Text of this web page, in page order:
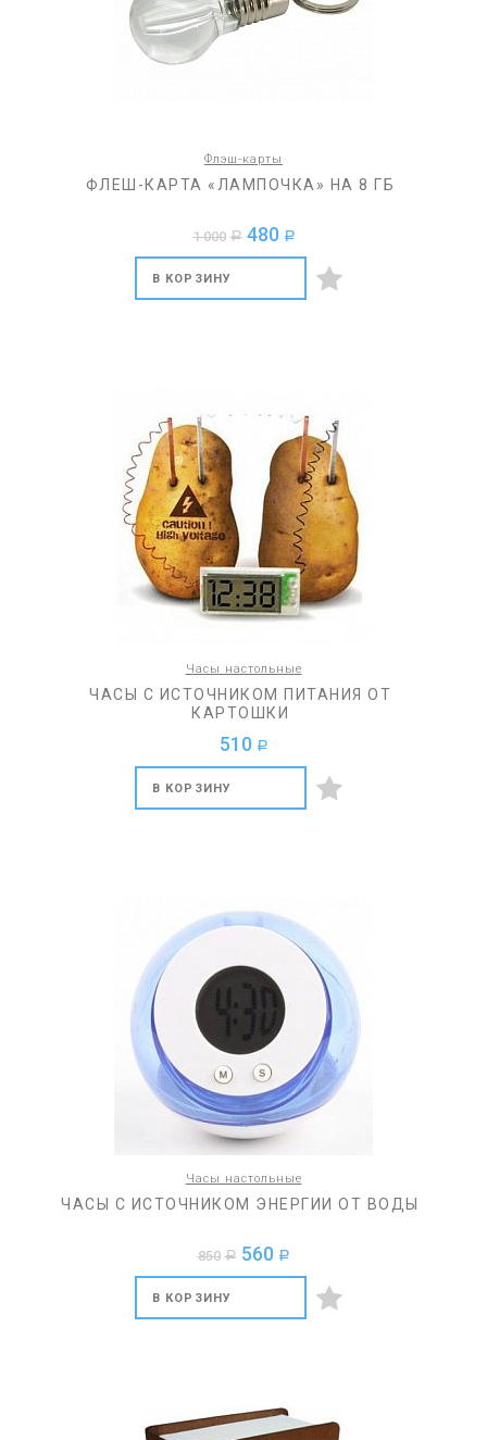
Флэш-карты
ФЛЕШ-КАРТА «ЛАМПОЧКА» НА 8 ГБ
1 000 a 480 a
В КОРЗИНУ
Часы настольные
ЧАСЫ С ИСТОЧНИКОМ ПИТАНИЯ ОТ
КАРТОШКИ
510 a
В КОРЗИНУ
Часы настольные
ЧАСЫ С ИСТОЧНИКОМ ЭНЕРГИИ ОТ ВОДЫ
850 a 560 a
В КОРЗИНУ